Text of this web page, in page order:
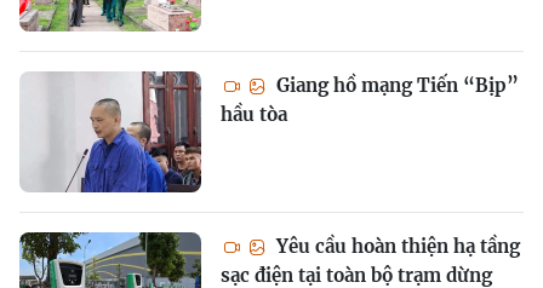
Giang hồ mạng Tiến “Bịp”
hầu tòa
Yêu cầu hoàn thiện hạ tầng
sạc điện tại toàn bộ trạm dừng